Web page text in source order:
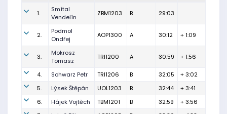
1.
Smítal
Vendelín
ZBM1203 B 29:03
2.
Podmol
Ondřej
AOP1300 A 30:12 + 1:09
3.
Mokrosz
Tomasz
TRI1200 A 30:59 + 1:56
4. Schwarz Petr TRI1206 B 32:05
+ 3:02
5.
Lýsek Štěpán UOL1203 B 32:44
+ 3:41
6.
Hájek Vojtěch TBM1201 B 32:59
+ 3:56